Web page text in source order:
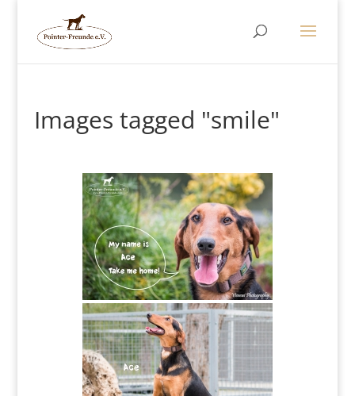
Images tagged "smile"